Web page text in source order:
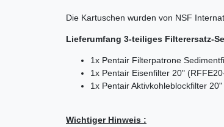
Die Kartuschen wurden von NSF
Lieferumfang 3-teiliges Filterersatz-
1x Pentair Filterpatrone
1x Pentair Eisenfilter 20"
1x Pentair Aktivkohleblockfilter
Wichtiger Hinweis :